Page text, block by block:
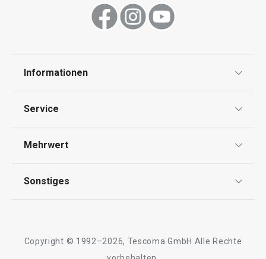
Informationen
Impressum
Service
Kontaktformular
Mehrwert
Qualität
Sonstiges
Copyright © 1992–2026, Tescoma GmbH Alle Rechte